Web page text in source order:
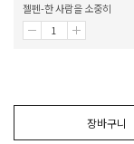
젤펜-한 사람을 소중히
장바구니